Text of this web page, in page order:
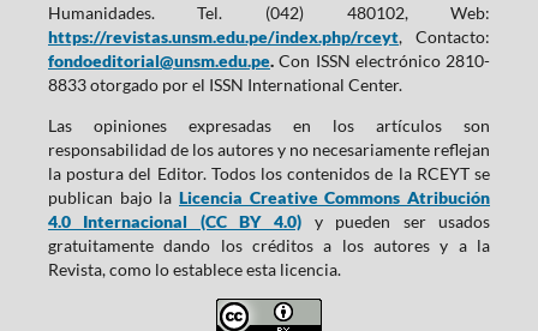
Humanidades. Tel. (042) 480102, Web:
https://revistas.unsm.edu.pe/index.php/rceyt, Contacto:
fondoeditorial@unsm.edu.pe.Con ISSN electrónico 2810-
8833 otorgado por el ISSN International Center.
Las opiniones expresadas en los artículos son
responsabilidad de los autores y no necesariamente reflejan
la postura del Editor. Todos los contenidos de la RCEYT se
publican bajo la Licencia Creative Commons Atribución
4.0 Internacional (CC BY 4.0) y pueden ser usados
gratuitamente dando los créditos a los autores y a la
Revista, como lo establece esta licencia.